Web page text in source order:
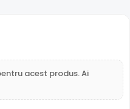
acest produs. Ai